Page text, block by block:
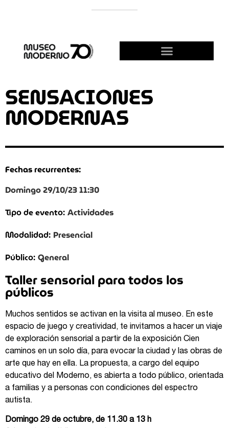
SENSACIONES
MODERNAS
Fechas recurrentes:
Domingo 29/10/23 11:30
Tipo de evento: Actividades
Modalidad: Presencial
Público: General
Taller sensorial para todos los
públicos
Muchos sentidos se activan en la visita al museo. En este
espacio de juego y creatividad, te invitamos a hacer un viaje
de exploración sensorial a partir de la exposición Cien
caminos en un solo día, para evocar la ciudad y las obras de
arte que hay en ella. La propuesta, a cargo del equipo
educativo del Moderno, es abierta a todo público, orientada
a familias y a personas con condiciones del espectro
autista.
Domingo 29 de octubre, de 11.30 a 13 h